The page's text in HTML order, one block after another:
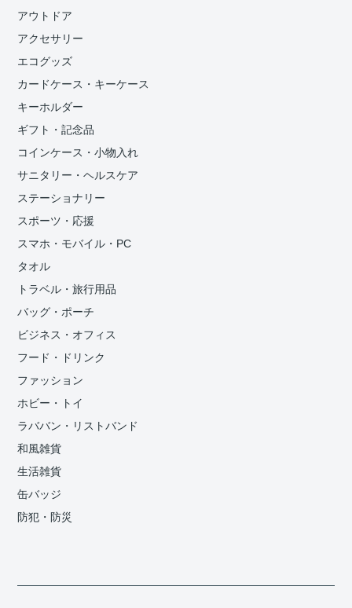
アウトドア
アクセサリー
エコグッズ
カードケース・キーケース
キーホルダー
ギフト・記念品
コインケース・小物入れ
サニタリー・ヘルスケア
ステーショナリー
スポーツ・応援
スマホ・モバイル・PC
タオル
トラベル・旅行用品
バッグ・ポーチ
ビジネス・オフィス
フード・ドリンク
ファッション
ホビー・トイ
ラババン・リストバンド
和風雑貨
生活雑貨
缶バッジ
防犯・防災